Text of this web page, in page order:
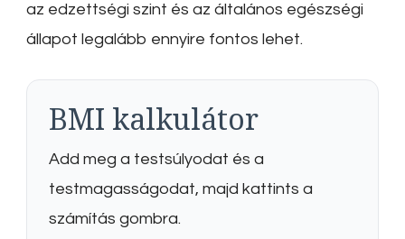
az edzettségi szint és az általános egészségi
állapot legalább ennyire fontos lehet.
BMI kalkulátor
Add meg a testsúlyodat és a
testmagasságodat, majd kattints a
számítás gombra.